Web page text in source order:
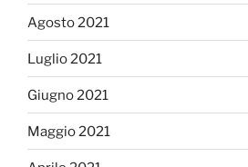
Agosto 2021
Luglio 2021
Giugno 2021
Maggio 2021